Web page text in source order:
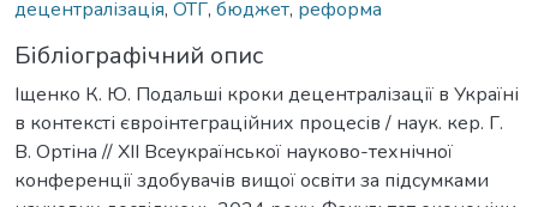
децентралізація, ОТГ, бюджет, реформа
Бібліографічний опис
Іщенко К. Ю. Подальші кроки децентралізації в Україні
в контексті євроінтеграційних процесів / наук. кер. Г.
В. Ортіна // ХІІ Всеукраїнської науково-технічної
конференції здобувачів вищої освіти за підсумками